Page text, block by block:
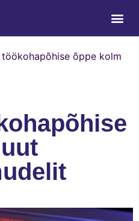
töökohapõhise õppe kolm